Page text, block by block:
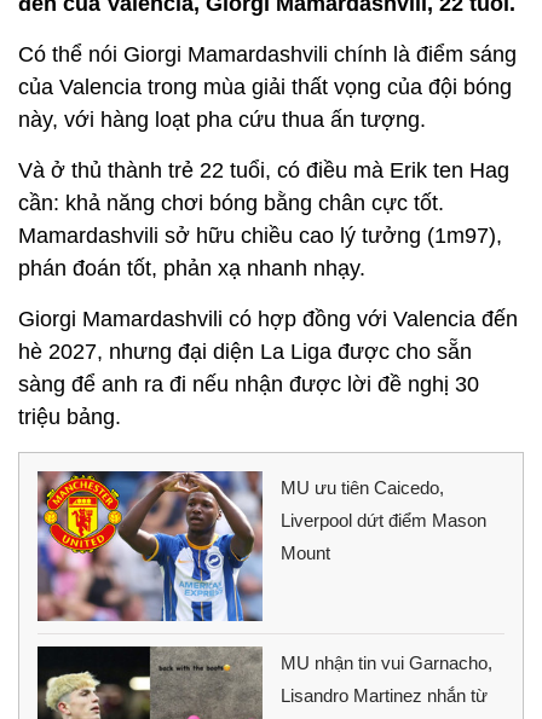
Có thể nói Giorgi Mamardashvili chính là điểm sáng
của Valencia trong mùa giải thất vọng của đội bóng
này, với hàng loạt pha cứu thua ấn tượng.
Và ở thủ thành trẻ 22 tuổi, có điều mà Erik ten Hag
cần: khả năng chơi bóng bằng chân cực tốt.
Mamardashvili sở hữu chiều cao lý tưởng (1m97),
phán đoán tốt, phản xạ nhanh nhạy.
Giorgi Mamardashvili có hợp đồng với Valencia đến
hè 2027, nhưng đại diện La Liga được cho sẵn
sàng để anh ra đi nếu nhận được lời đề nghị 30
triệu bảng.
MU ưu tiên Caicedo,
Liverpool dứt điểm Mason
Mount
MU nhận tin vui Garnacho,
Lisandro Martinez nhắn từ